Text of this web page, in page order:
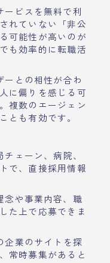
ービスを無料で利
れていない「非公
可能性が高いのが
も効率的に転職活
ーとの相性が合わ
に偏りを感じる可
複数のエージェン
とも有効です。
ェーン、病院、
で、直接採用情報
念や事業内容、職
た上で応募できま
企業のサイトを探
常時募集があると